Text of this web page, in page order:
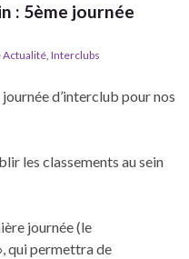
: 5ème journée
Actualité, Interclubs
d’interclub pour nos
les classements au sein
journée (le
qui permettra de